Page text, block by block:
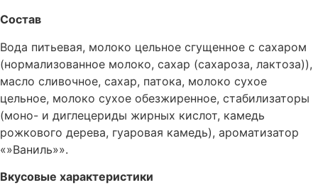
Состав
Вода питьевая, молоко цельное сгущенное с сахаром
(нормализованное молоко, сахар (сахароза, лактоза)),
масло сливочное, сахар, патока, молоко сухое
цельное, молоко сухое обезжиренное, стабилизаторы
(моно- и диглецериды жирных кислот, камедь
рожкового дерева, гуаровая камедь), ароматизатор
«»Ваниль»».
Вкусовые характеристики